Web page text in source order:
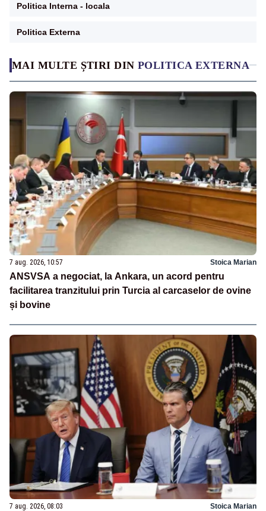
MAI MULTE ȘTIRI DIN POLITICA EXTERNA
7 aug. 2026, 10:57 Stoica Marian
ANSVSA a negociat, la Ankara, un acord pentru
facilitarea tranzitului prin Turcia al carcaselor de ovine
și bovine
7 aug. 2026, 08:03 Stoica Marian
Politica Interna - locala
Politica Externa